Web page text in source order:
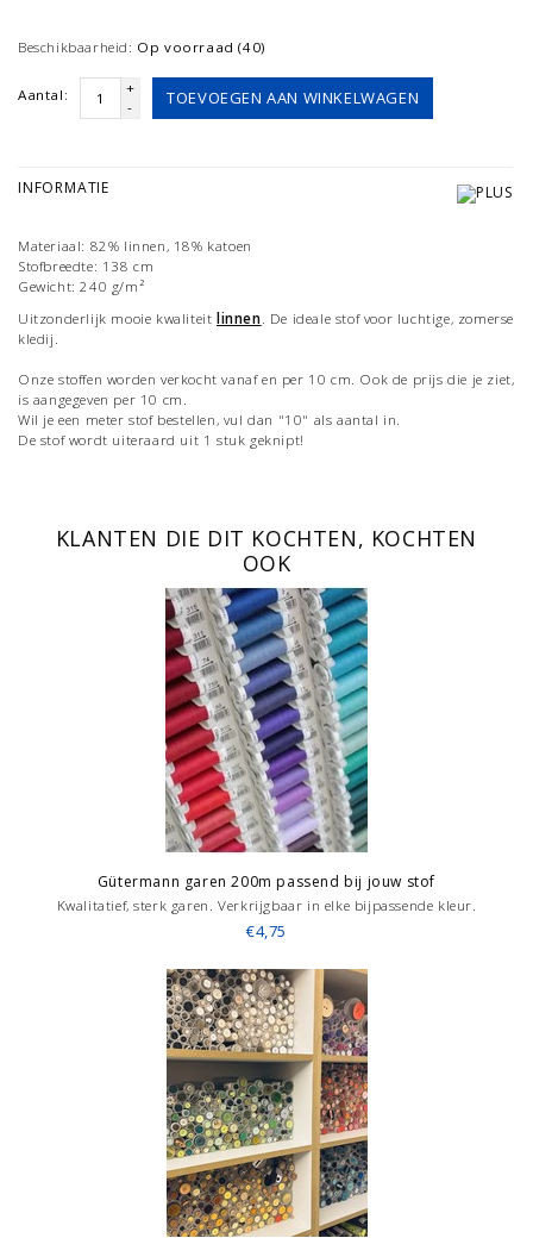
Beschikbaarheid: Op voorraad (40)
Aantal:
+
-
TOEVOEGEN AAN WINKELWAGEN
INFORMATIE
Materiaal: 82% linnen, 18% katoen
Stofbreedte: 138 cm
Gewicht: 240 g/m²
Uitzonderlijk mooie kwaliteit linnen . De ideale stof voor luchtige, zomerse
kledij.
Onze stoffen worden verkocht vanaf en per 10 cm. Ook de prijs die je ziet,
is aangegeven per 10 cm.
Wil je een meter stof bestellen, vul dan "10" als aantal in.
De stof wordt uiteraard uit 1 stuk geknipt!
KLANTEN DIE DIT KOCHTEN, KOCHTEN
OOK
Gütermann garen 200m passend bij jouw stof
Kwalitatief, sterk garen. Verkrijgbaar in elke bijpassende kleur.
€4,75